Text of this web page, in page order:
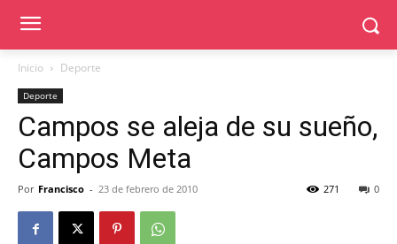
Inicio Deporte
Deporte
Campos se aleja de su sueño,
Campos Meta
Por Francisco - 23 de febrero de 2010 0
271